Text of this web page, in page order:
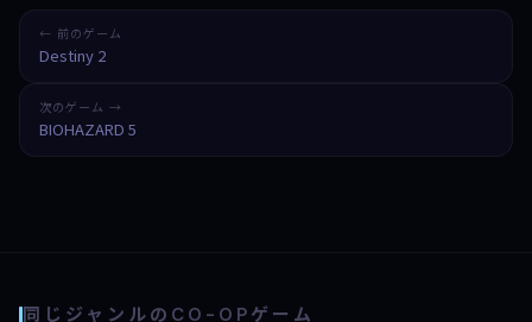
← 前のゲーム
Destiny 2
次のゲーム →
BIOHAZARD 5
同じジャンルのCO-OPゲーム